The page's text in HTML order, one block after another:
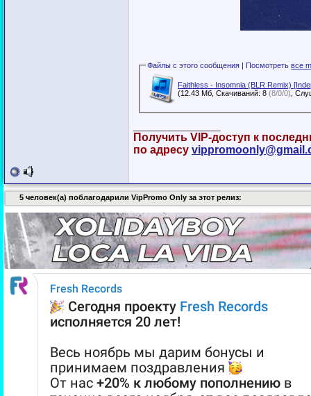
Файлы с этого сообщения | Посмотретьвсе
Faithless - Insomnia (BLR Remix)
(12.43 Мб, Скачиваний: 8(8/0/0)
Получить VIP-доступ к
по адресу
5 человек(а) поблагодарили VipPromo Only за этот релиз: